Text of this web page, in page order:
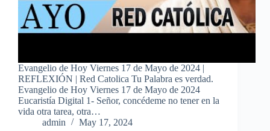
Evangelio de Hoy Viernes 17 de Mayo de 2024 |
REFLEXIÓN | Red Catolica Tu Palabra es verdad.
Evangelio de Hoy Viernes 17 de Mayo de 2024
Eucaristía Digital 1- Señor, concédeme no tener en la
vida otra tarea, otra…
admin
May 17, 2024